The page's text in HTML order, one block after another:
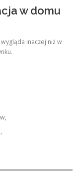
w domu
inaczej niż w